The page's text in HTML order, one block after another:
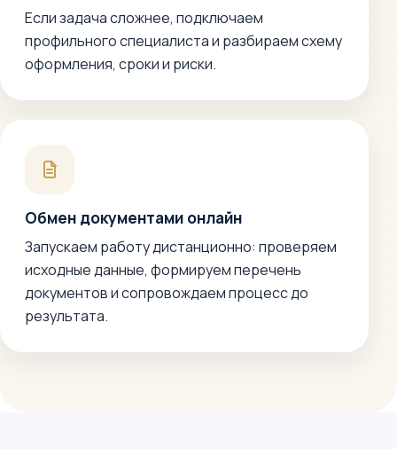
Если задача сложнее, подключаем
профильного специалиста и разбираем схему
оформления, сроки и риски.
Обмен документами онлайн
Запускаем работу дистанционно: проверяем
исходные данные, формируем перечень
документов и сопровождаем процесс до
результата.